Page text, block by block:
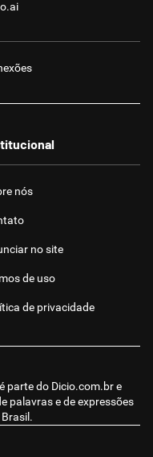
parte do Dicio.com.bre
palavras e de expressões
nós
no site
de uso
de privacidade